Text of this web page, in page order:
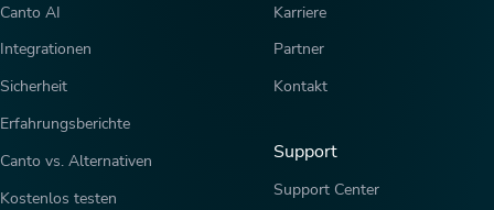
Canto AI
Integrationen
Sicherheit
Erfahrungsberichte
Canto vs. Alternativen
Kostenlos testen
Karriere
Partner
Kontakt
Support
Support Center